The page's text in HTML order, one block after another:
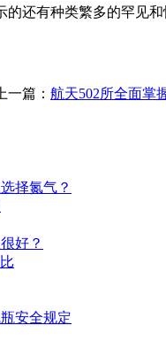
的还有种类繁多的罕见
上一篇： 航天502所全面掌
择氮气？
好？
安全规定